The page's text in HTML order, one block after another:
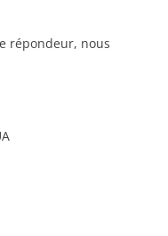
répondeur, nous